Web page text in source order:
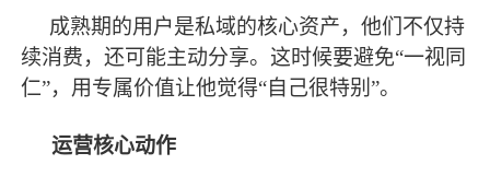
成熟期的用户是私域的核心资产，他们不仅持
续消费，还可能主动分享。这时候要避免“一视同
仁”，用专属价值让他觉得“自己很特别”。
运营核心动作